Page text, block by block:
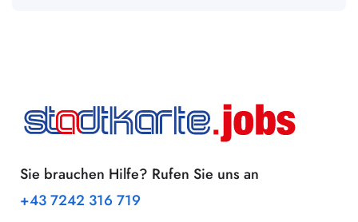
Sie brauchen Hilfe? Rufen Sie uns an
+43 7242 316 719